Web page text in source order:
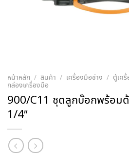
หน้าหลัก / สินค้า / เครื่องมือช่าง / ตู้เค
กล่องเครื่องมือ
900/C11 ชุดลูกบ๊อกพร้อม
1/4″